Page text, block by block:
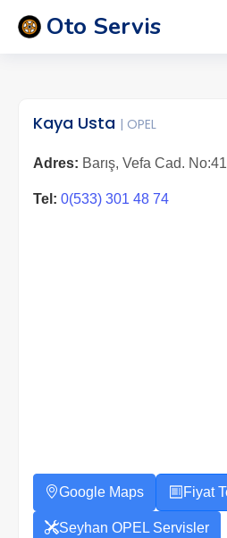
Oto Servis
Kaya Usta | OPEL
Adres: Barış, Vefa Cad.
Tel: 0(533) 301 48 74
Google Maps Fiyat
Seyhan OPEL Servisler